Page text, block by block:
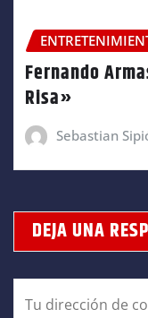
Fernando
Risa»
Sebastian
DEJA UNA
Tu dirección de